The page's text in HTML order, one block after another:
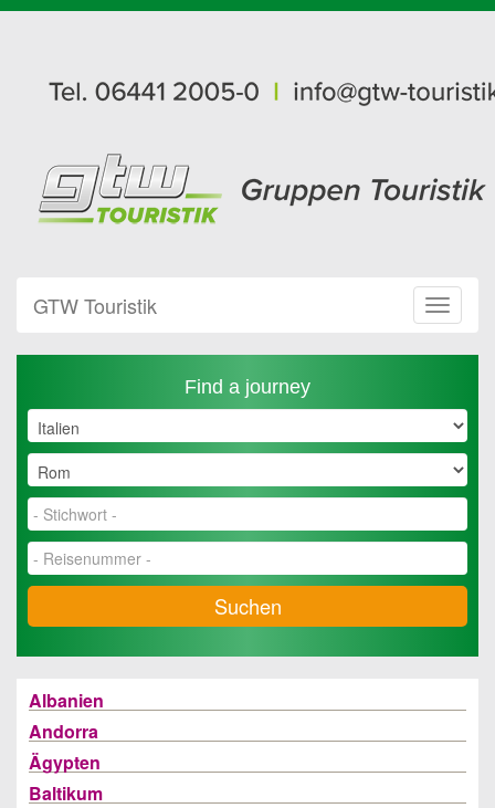
Toggle
GTW Touristik
Find a journey
Suchen
Albanien
Andorra
Ägypten
Baltikum